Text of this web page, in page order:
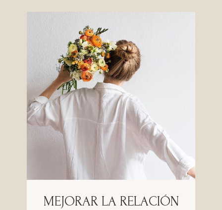
MEJORAR LA RELACIÓN